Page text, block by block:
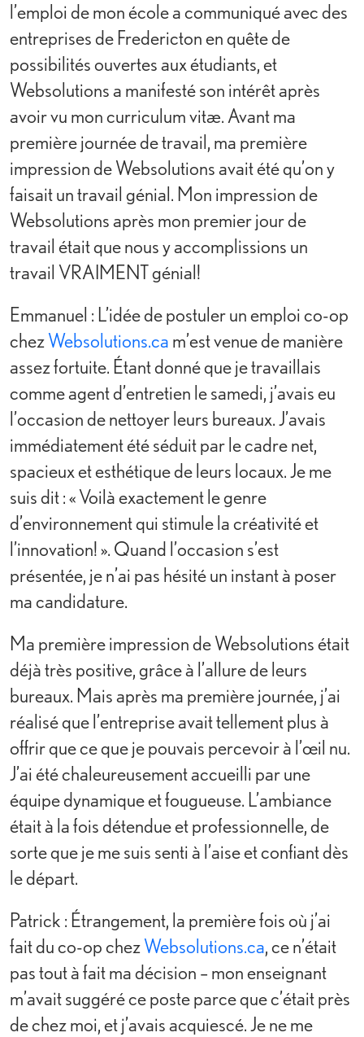
l’emploi de mon école a communiqué avec des
entreprises de Fredericton en quête de
possibilités ouvertes aux étudiants, et
Websolutions a manifesté son intérêt après
avoir vu mon curriculum vitæ. Avant ma
première journée de travail, ma première
impression de Websolutions avait été qu’on y
faisait un travail génial. Mon impression de
Websolutions après mon premier jour de
travail était que nous y accomplissions un
travail VRAIMENT génial!
Emmanuel : L’idée de postuler un emploi co-op
chezWebsolutions.ca m’est venue de manière
assez fortuite. Étant donné que je travaillais
comme agent d’entretien le samedi, j’avais eu
l’occasion de nettoyer leurs bureaux. J’avais
immédiatement été séduit par le cadre net,
spacieux et esthétique de leurs locaux. Je me
suis dit : « Voilà exactement le genre
d’environnement qui stimule la créativité et
l’innovation! ». Quand l’occasion s’est
présentée, je n’ai pas hésité un instant à poser
ma candidature.
Ma première impression de Websolutions était
déjà très positive, grâce à l’allure de leurs
bureaux. Mais après ma première journée, j’ai
réalisé que l’entreprise avait tellement plus à
offrir que ce que je pouvais percevoir à l’œil nu.
J’ai été chaleureusement accueilli par une
équipe dynamique et fougueuse. L’ambiance
était à la fois détendue et professionnelle, de
sorte que je me suis senti à l’aise et confiant dès
le départ.
Patrick : Étrangement, la première fois où j’ai
fait du co-op chezWebsolutions.ca, ce n’était
pas tout à fait ma décision – mon enseignant
m’avait suggéré ce poste parce que c’était près
de chez moi, et j’avais acquiescé. Je ne me